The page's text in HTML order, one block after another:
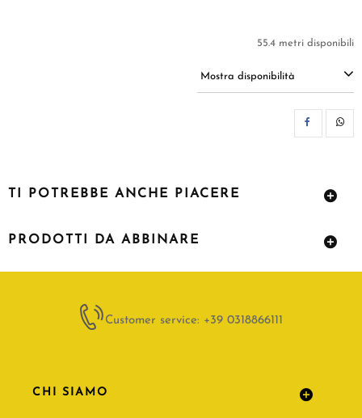
55.4 metri disponibili
Mostra disponibilità
TI POTREBBE ANCHE PIACERE
PRODOTTI DA ABBINARE
Customer service: +39 0318866111
CHI SIAMO